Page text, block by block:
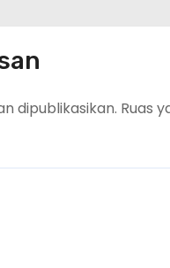
dipublikasikan. Ruas